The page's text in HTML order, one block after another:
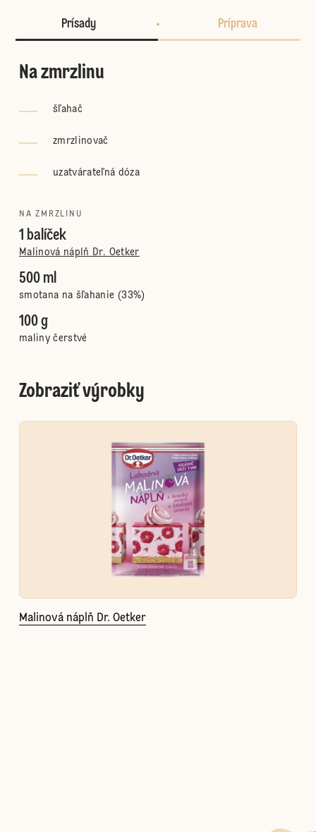
Prísady Príprava
Na zmrzlinu
šľahač
zmrzlinovač
uzatvárateľná dóza
NA ZMRZLINU
1 balíček
Malinová náplň Dr. Oetker
500 ml
smotana na šľahanie (33%)
100 g
maliny čerstvé
Zobraziť výrobky
Malinová náplň Dr. Oetker